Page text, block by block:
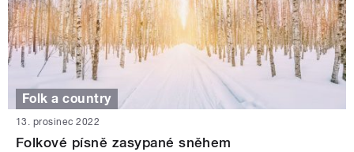
Folk a country
13. prosinec 2022
Folkové písně zasypané sněhem